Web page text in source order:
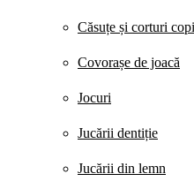
Căsuțe și corturi
Covorașe de joacă
Jocuri
Jucării dentiție
Jucării din lemn